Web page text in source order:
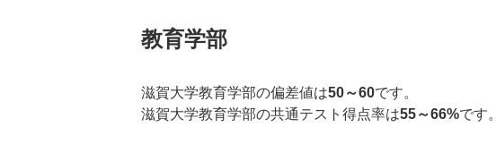
教育学部
滋賀大学教育学部の偏差値は50～60です。
滋賀大学教育学部の共通テスト得点率は55～66%です。